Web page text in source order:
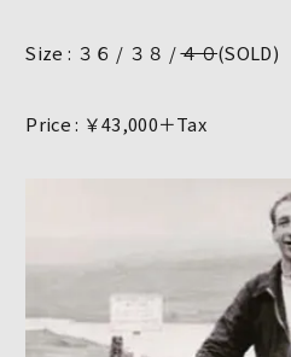
Size : ３６ / ３８ /４０(SOLD)
Price : ￥43,000＋Tax